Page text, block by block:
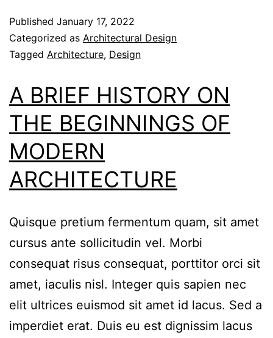
Published January 17, 2022
Categorized as Architectural Design
Tagged Architecture, Design
A BRIEF HISTORY ON
THE BEGINNINGS OF
MODERN
ARCHITECTURE
Quisque pretium fermentum quam, sit amet
cursus ante sollicitudin vel. Morbi
consequat risus consequat, porttitor orci sit
amet, iaculis nisl. Integer quis sapien nec
elit ultrices euismod sit amet id lacus. Sed a
imperdiet erat. Duis eu est dignissim lacus